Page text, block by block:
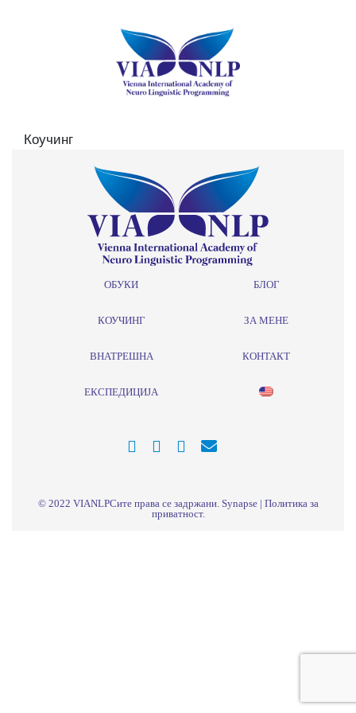
Коучинг
ОБУКИ
КОУЧИНГ
ВНАТРЕШНА
ЕКСПЕДИЦИЈА
БЛОГ
ЗА МЕНЕ
КОНТАКТ
© 2022 VIANLPСите права се задржани. Synapse| Политика за
приватност.